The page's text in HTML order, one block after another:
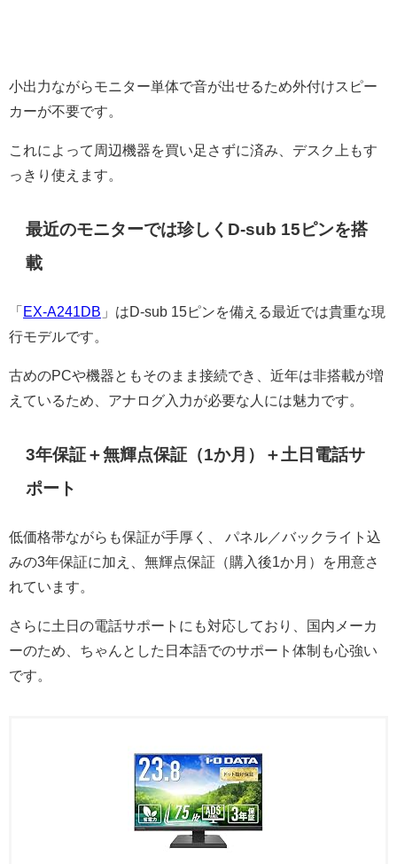
小出力ながらモニター単体で音が出せるため外付けスピー
カーが不要です。
これによって周辺機器を買い足さずに済み、デスク上もす
っきり使えます。
最近のモニターでは珍しくD-sub 15ピンを搭
載
「 EX-A241DB 」はD-sub 15ピンを備える最近では貴重な現
行モデルです。
古めのPCや機器ともそのまま接続でき、近年は非搭載が増
えているため、アナログ入力が必要な人には魅力です。
3年保証＋無輝点保証（1か月）＋土日電話サ
ポート
低価格帯ながらも保証が手厚く、 パネル／バックライト込
みの3年保証に加え、無輝点保証（購入後1か月）を用意さ
れています。
さらに土日の電話サポートにも対応しており、国内メーカ
ーのため、ちゃんとした日本語でのサポート体制も心強い
です。